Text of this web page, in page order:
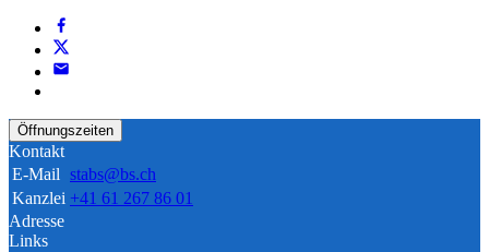
Öffnungszeiten
Kontakt
E-Mail stabs@bs.ch
Kanzlei +41 61 267 86 01
Adresse
Links